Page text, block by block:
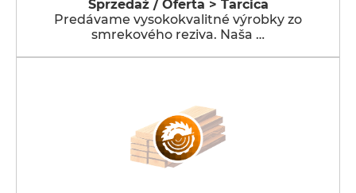
Sprzedaż / Oferta > Tarcica
Predávame vysokokvalitné výrobky zo
smrekového reziva. Naša …